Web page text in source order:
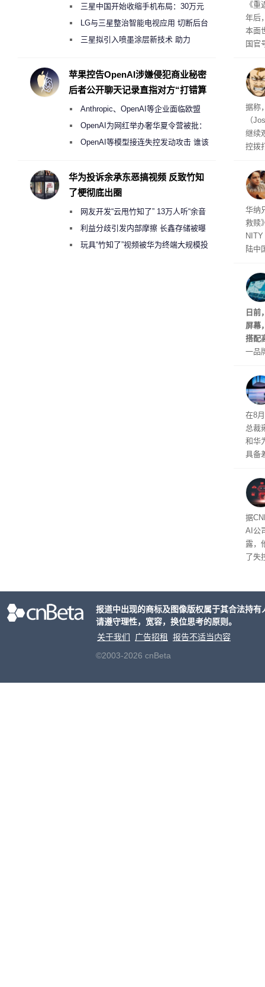
年
《
年后
本面
国官
的
据称
（
继续
控拨
一
恐怖
华纳
救赎
陆中
事。
键
日前
屏幕
搭配
一品
型
在8
总裁
和华
具备
款
做
据
AI公
露，
了失
三星中国开始收缩手机布局：30万元
月销售额不达标门店 将被逐步清退
LG与三星整治智能电视应用 切断后台
偷偷共享带宽的违规行为
三星拟引入喷墨涂层新技术 助力
度
苹果控告OpenAI涉嫌侵犯商业秘密
后者公开聊天记录直指对方“打错算
Anthropic、OpenAI等企业面临欧盟
《人工智能法案》全新执法权限审查
OpenAI为网红举办奢华夏令营被批：
2000美元一晚 遭讽“反乌托邦”
OpenAI等模型接连失控发动攻击 谁该
华为投诉余承东恶搞视频 反致竹知
了梗彻底出圈
网友开发“云甩竹知了” 13万人听“余音
绕梁”利益分歧引发内部摩擦 长鑫存储被曝
曾将华为驻场工程师驱逐出研发基地
玩具“竹知了”视频被华为终端大规模投
报道中出现的商标及图像版权属于其合法持
请遵守理性，宽容，换位思考的原则。
关于我们
广告招租
报告不适当内容
©2003-2026 cnBeta